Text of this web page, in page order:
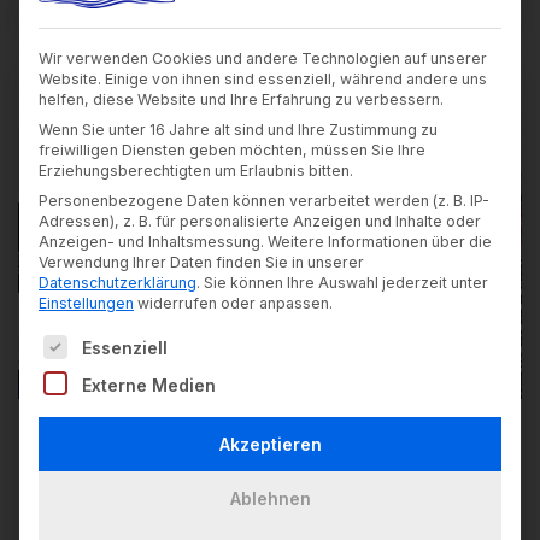
Allgemein
Berufsschule
BSZ
Technikerschule
Manche FOSBOS-Schüler auf C1
und C2-Level
Wir verwenden Cookies und andere Technologien auf unserer
Website. Einige von ihnen sind essenziell, während andere uns
helfen, diese Website und Ihre Erfahrung zu verbessern.
Wenn Sie unter 16 Jahre alt sind und Ihre Zustimmung zu
freiwilligen Diensten geben möchten, müssen Sie Ihre
Erziehungsberechtigten um Erlaubnis bitten.
Personenbezogene Daten können verarbeitet werden (z. B. IP-
Adressen), z. B. für personalisierte Anzeigen und Inhalte oder
Anzeigen- und Inhaltsmessung. Weitere Informationen über die
Verwendung Ihrer Daten finden Sie in unserer
Datenschutzerklärung. Sie können Ihre Auswahl jederzeit unter
Einstellungen widerrufen oder anpassen.
Es folgt eine Liste der Service-Gruppen, für die
Essenziell
Externe Medien
Akzeptieren
Ablehnen